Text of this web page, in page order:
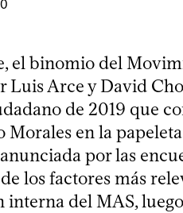
el binomio del
Luis Arce y David
de 2019 que
Morales en la
por las
los factores más
del MAS,